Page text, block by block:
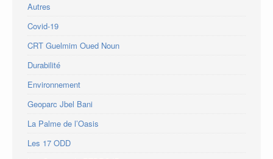
Autres
Covid-19
CRT Guelmim Oued Noun
Durabilité
Environnement
Geoparc Jbel Bani
La Palme de l’Oasis
Les 17 ODD